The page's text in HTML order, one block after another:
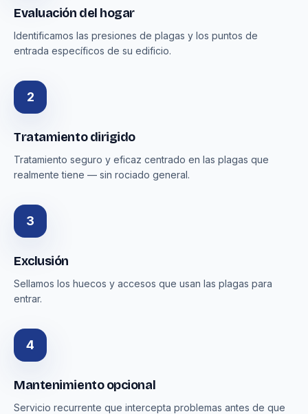
Evaluación del hogar
Identificamos las presiones de plagas y los puntos de
entrada específicos de su edificio.
2
Tratamiento dirigido
Tratamiento seguro y eficaz centrado en las plagas que
realmente tiene — sin rociado general.
3
Exclusión
Sellamos los huecos y accesos que usan las plagas para
entrar.
4
Mantenimiento opcional
Servicio recurrente que intercepta problemas antes de que